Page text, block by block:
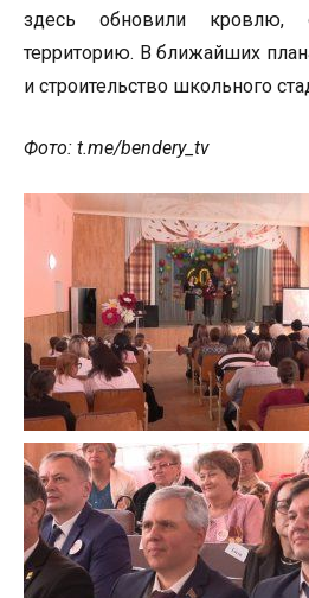
здесь обновили кровлю,
территорию. В ближайших
и строительство школьного
Фото: t.me/bendery_tv